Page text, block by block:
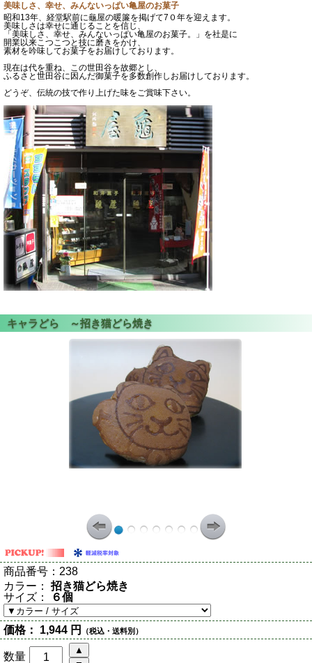
美味しさ、幸せ、みんないっぱい亀屋のお菓子
昭和13年、経堂駅前に龜屋の暖簾を掲げて7０年を迎えます。
美味しさは幸せに通じることを信じ、
「美味しさ、幸せ、みんないっぱい亀屋のお菓子。」を社是に
開業以来こつこつと技に磨きをかけ、
素材を吟味してお菓子をお届けしております。
現在は代を重ね、この世田谷を故郷とし、
ふるさと世田谷に因んだ御菓子を多数創作しお届けしております。
どうぞ、伝統の技で作り上げた味をご賞味下さい。
商品番号： 238
カラー：
招き猫どら焼き
サイズ：
６個
価格： 1,944 円 （税込・送料別）
数量